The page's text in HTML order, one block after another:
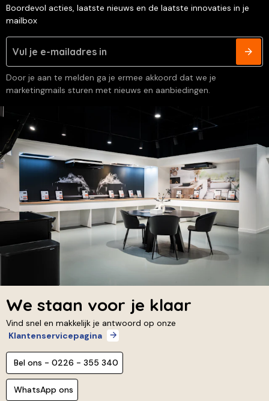
Boordevol acties, laatste nieuws en de laatste innovaties in je
mailbox
Door je aan te melden ga je ermee akkoord dat we je
marketingmails sturen met nieuws en aanbiedingen.
We staan voor je klaar
Vind snel en makkelijk je antwoord op onze
Klantenservicepagina
Bel ons - 0226 - 355 340
WhatsApp ons